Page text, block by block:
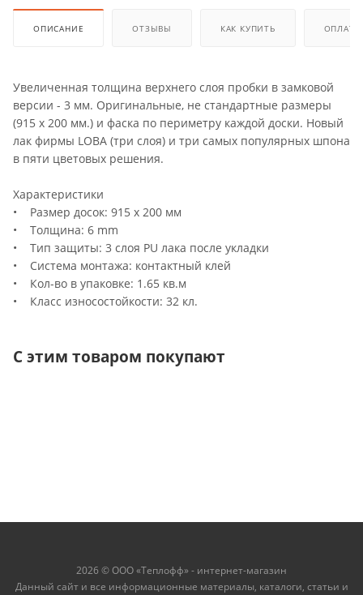
ОПИСАНИЕ ОТЗЫВЫ КАК КУПИТЬ ОПЛАТА
Увеличенная толщина верхнего слоя пробки в замковой
версии - 3 мм. Оригинальные, не стандартные размеры
(915 х 200 мм.) и фаска по периметру каждой доски. Новый
лак фирмы LOBA (три слоя) и три самых популярных шпона
в пяти цветовых решения.
Характеристики
• Размер досок: 915 х 200 мм
• Толщина: 6 mm
• Тип защиты: 3 слоя PU лака после укладки
• Система монтажа: контактный клей
• Кол-во в упаковке: 1.65 кв.м
• Класс износостойкости: 32 кл.
С этим товаром покупают
2026 © ООО «Теплофф» - интернет-магазин
Данный сайт и все информационные материалы, каталоги, статьи и